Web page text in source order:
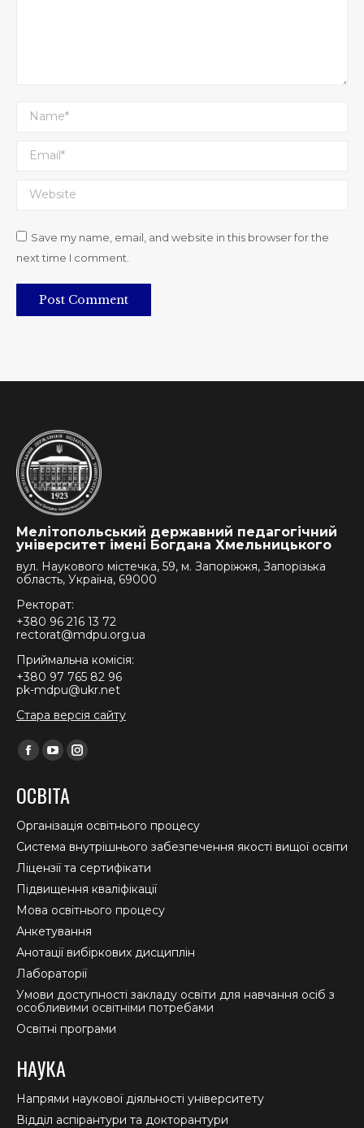
Name *
Email *
Website
Save my name, email, and website in this browser for the
next time I comment.
Post Comment
Мелітопольський державний педагогічний
університет імені Богдана Хмельницького
вул. Наукового містечка, 59, м. Запоріжжя, Запорізька
область, Україна, 69000
Ректорат:
+380 96 216 13 72
rectorat@mdpu.org.ua
Приймальна комісія:
+380 97 765 82 96
pk-mdpu@ukr.net
Стара версія сайту
Find us on:
Facebook
opens
in
new
window
YouTube
opens
in
new
window
Instagram
in
new
window
ОСВІТА
Організація освітнього процесу
Система внутрішнього забезпечення якості вищої освіти
Ліцензії та сертифікати
Підвищення кваліфікації
Мова освітнього процесу
Анкетування
Анотації вибіркових дисциплін
Лабораторії
Умови доступності закладу освіти для навчання осіб з
особливими освітніми потребами
Освітні програми
НАУКА
Напрями наукової діяльності університету
Відділ аспірантури та докторантури